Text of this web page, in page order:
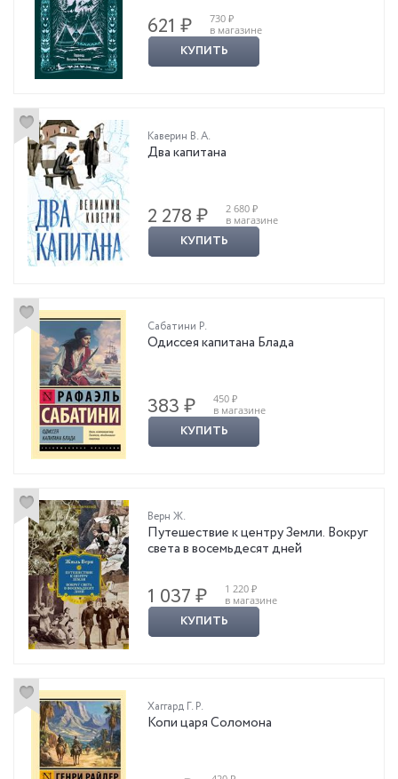
621 ₽
730 ₽
в магазине
КУПИТЬ
Каверин В. А.
Два капитана
2 278 ₽
2 680 ₽
в магазине
КУПИТЬ
Сабатини Р.
Одиссея капитана Блада
383 ₽
450 ₽
в магазине
КУПИТЬ
Верн Ж.
Путешествие к центру Земли. Вокруг
света в восемьдесят дней
1 037 ₽
1 220 ₽
в магазине
КУПИТЬ
Хаггард Г. Р.
Копи царя Соломона